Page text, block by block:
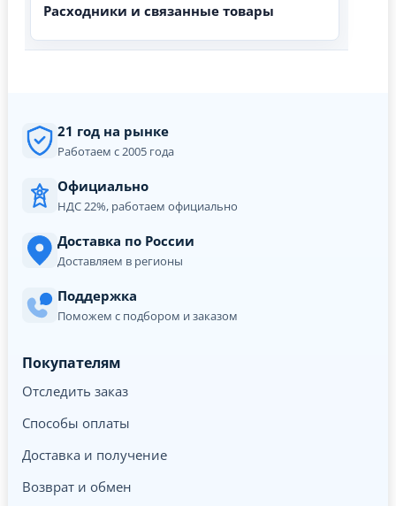
Расходники и связанные товары
21 год на рынке
Работаем с 2005 года
Официально
НДС 22%, работаем официально
Доставка по России
Доставляем в регионы
Поддержка
Поможем с подбором и заказом
Покупателям
Отследить заказ
Способы оплаты
Доставка и получение
Возврат и обмен